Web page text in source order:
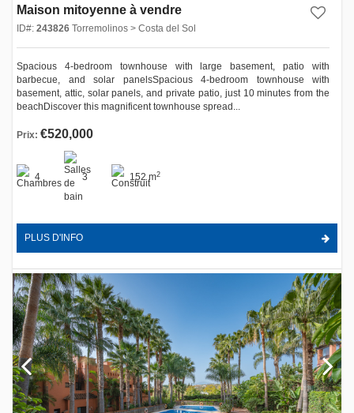
Maison mitoyenne à vendre
ID#: 243826 Torremolinos > Costa del Sol
Spacious 4-bedroom townhouse with large basement, patio with
barbecue, and solar panelsSpacious 4-bedroom townhouse with
basement, attic, solar panels, and private patio, just 10 minutes from the
beachDiscover this magnificent townhouse spread...
Prix: €520,000
4 3 152 m2
PLUS D'INFO